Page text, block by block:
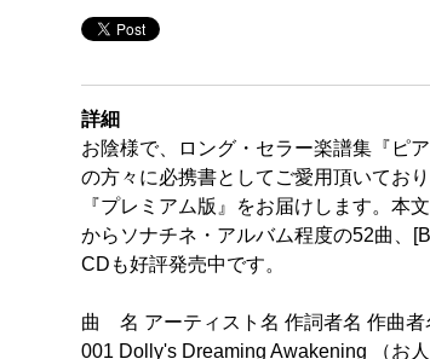
詳細
お陰様で、ロング・セラー楽譜集『ピ
の方々に必携書としてご愛用頂いてお
『プレミアム版』をお届けします。本
からソナチネ・アルバム程度の52曲、
CDも好評発売中です。
曲 名 アーティスト名 作詞者名 作曲者
001 Dolly's Dreaming Awakening （お